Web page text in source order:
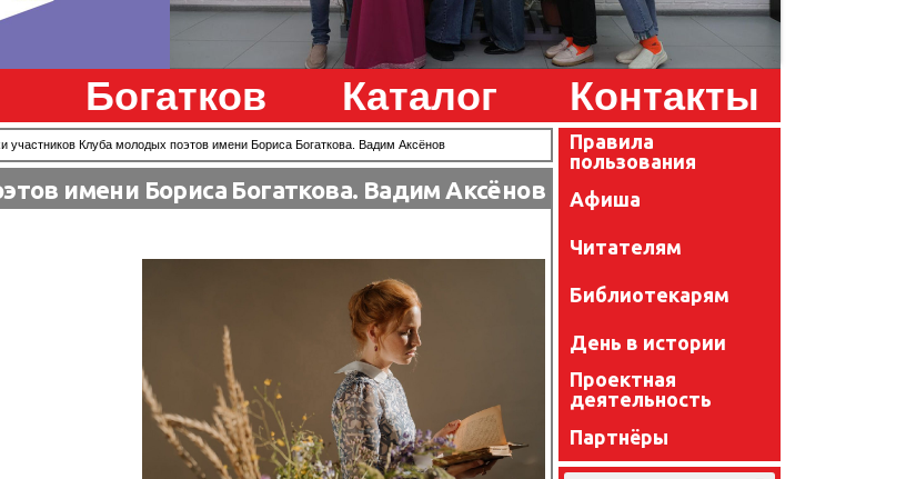
Богатков Каталог Контакты
участников Клуба молодых поэтов имени Бориса Богаткова. Вадим Аксёнов
имени Бориса Богаткова. Вадим Аксёнов
Правила
пользования
Афиша
Читателям
Библиотекарям
День в истории
Проектная
деятельность
Партнёры